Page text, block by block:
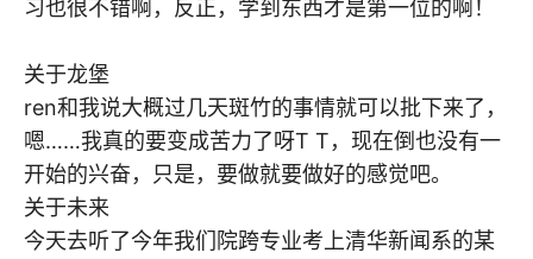
习也很不错啊，反正，学到东西才是第一位的啊！
关于龙堡
ren和我说大概过几天斑竹的事情就可以批下来了，
嗯……我真的要变成苦力了呀T T，现在倒也没有一
开始的兴奋，只是，要做就要做好的感觉吧。
关于未来
今天去听了今年我们院跨专业考上清华新闻系的某